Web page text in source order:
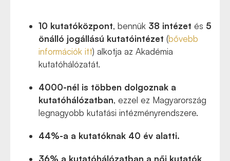
10 kutatóközpont, bennük 38 intézet és 5
önálló jogállású kutatóintézet (bővebb
információk itt) alkotja az Akadémia
kutatóhálózatát.
4000-nél is többen dolgoznak a
kutatóhálózatban, ezzel ez Magyarország
legnagyobb kutatási intézményrendszere.
44%-a a kutatóknak 40 év alatti.
36% a kutatóhálózatban a női kutatók